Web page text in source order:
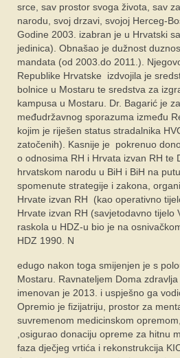
srce, sav prostor svoga života, sav
narodu, svoj drzavi, svojoj Herceg-
Godine 2003. izabran je u Hrvatski
jedinica). Obnašao je dužnost
mandata (od 2003.do 2011.).
Republike Hrvatske izdvojila je
bolnice u Mostaru te sredstva za
kampusa u Mostaru. Dr. Bagarić je
međudržavnog sporazuma između
kojim je riješen status stradalnika
zatočenih). Kasnije je pokrenuo
o odnosima RH i Hrvata izvan RH te
hrvatskom narodu u BiH i BiH na
spomenute strategije i zakona,
Hrvate izvan RH (kao operativno
Hrvate izvan RH (savjetodavno tijelo
raskola u HDZ-u bio je na
HDZ 1990. N
edugo nakon toga smijenjen je s
Mostaru. Ravnateljem Doma
imenovan je 2013. i uspješno ga
Opremio je fizijatriju, prostor za
suvremenom medicinskom
,osigurao donaciju opreme za hitnu
faza dječjeg vrtića i rekonstrukcija